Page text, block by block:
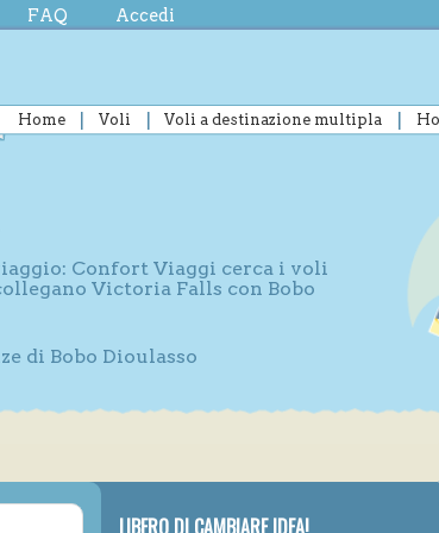
FAQ Accedi
Home Voli Voli a destinazione multipla
Confort Viaggi cerca i voli
Victoria Falls con Bobo
di Bobo Dioulasso
LIBERO DI CAMBIARE IDEA!